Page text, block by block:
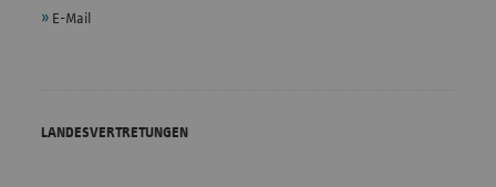
E-Mail
LANDESVERTRETUNGEN